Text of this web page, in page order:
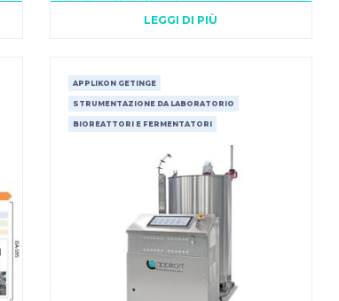
LEGGI DI PIÙ
APPLIKON GETINGE
STRUMENTAZIONE DA LABORATORIO
BIOREATTORI E FERMENTATORI